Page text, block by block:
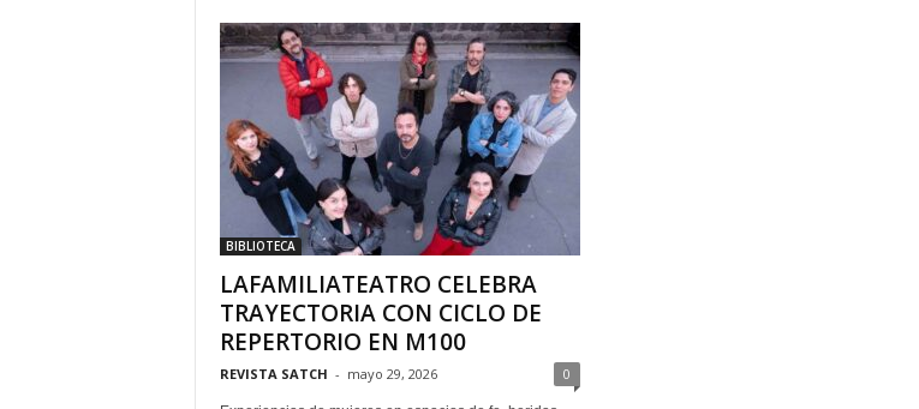
BIBLIOTECA
LAFAMILIATEATRO CELEBRA
TRAYECTORIA CON CICLO DE
REPERTORIO EN M100
REVISTA SATCH - mayo 29, 2026 0